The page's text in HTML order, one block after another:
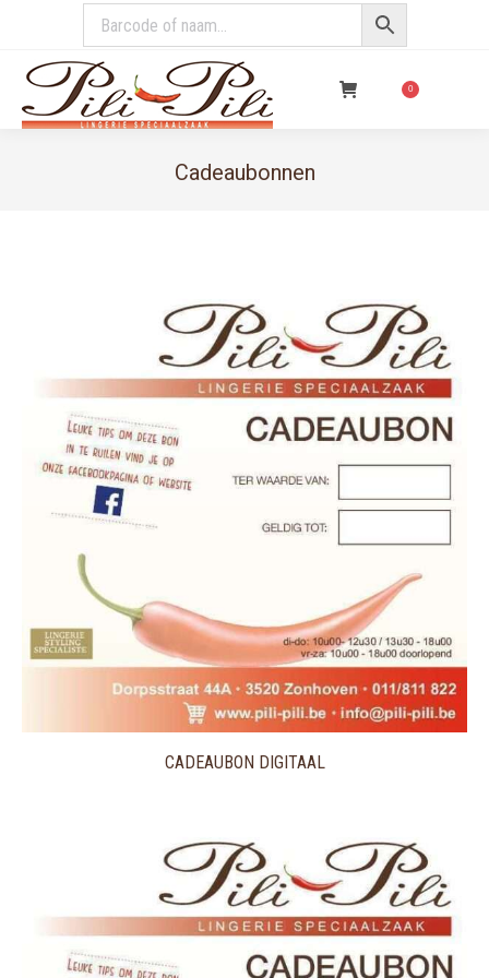
0
Cadeaubonnen
CADEAUBON DIGITAAL